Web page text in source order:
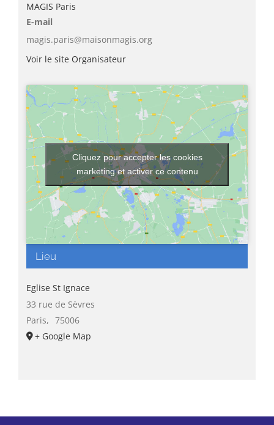
MAGIS Paris
E-mail
magis.paris@maisonmagis.org
Voir le site Organisateur
Lieu
Eglise St Ignace
33 rue de Sèvres
Paris, 75006
+ Google Map
Cliquez pour accepter les cookies
marketing et activer ce contenu